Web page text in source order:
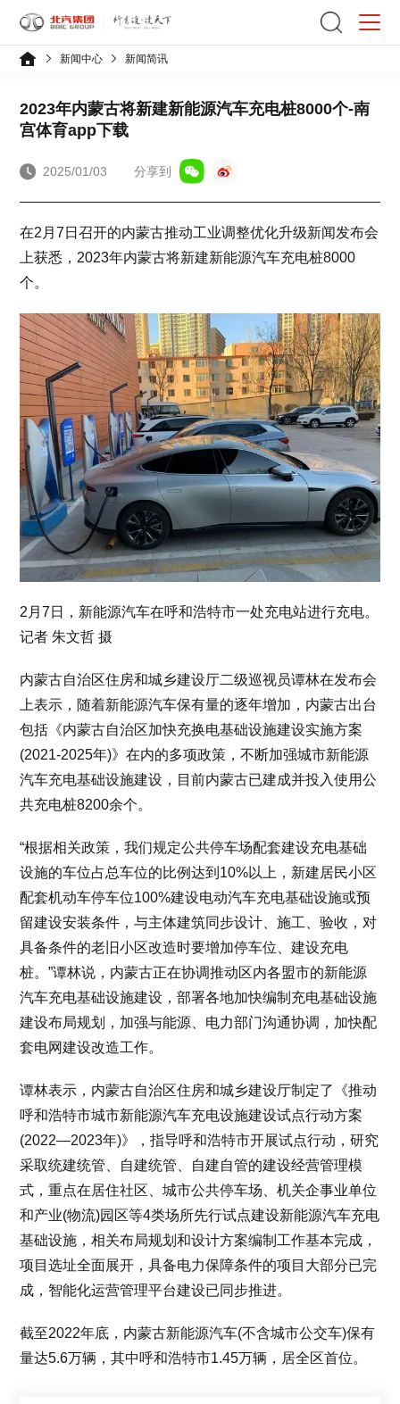
新闻中心 新闻简讯
2023年内蒙古将新建新能源汽车充电桩8000个-南
宫体育app下载
2025/01/03 分享到
在2月7日召开的内蒙古推动工业调整优化升级新闻发布会
上获悉，2023年内蒙古将新建新能源汽车充电桩8000
个。
2月7日，新能源汽车在呼和浩特市一处充电站进行充电。
记者 朱文哲 摄
内蒙古自治区住房和城乡建设厅二级巡视员谭林在发布会
上表示，随着新能源汽车保有量的逐年增加，内蒙古出台
包括《内蒙古自治区加快充换电基础设施建设实施方案
(2021-2025年)》在内的多项政策，不断加强城市新能源
汽车充电基础设施建设，目前内蒙古已建成并投入使用公
共充电桩8200余个。
“根据相关政策，我们规定公共停车场配套建设充电基础
设施的车位占总车位的比例达到10%以上，新建居民小区
配套机动车停车位100%建设电动汽车充电基础设施或预
留建设安装条件，与主体建筑同步设计、施工、验收，对
具备条件的老旧小区改造时要增加停车位、建设充电
桩。”谭林说，内蒙古正在协调推动区内各盟市的新能源
汽车充电基础设施建设，部署各地加快编制充电基础设施
建设布局规划，加强与能源、电力部门沟通协调，加快配
套电网建设改造工作。
谭林表示，内蒙古自治区住房和城乡建设厅制定了《推动
呼和浩特市城市新能源汽车充电设施建设试点行动方案
(2022—2023年)》，指导呼和浩特市开展试点行动，研究
采取统建统管、自建统管、自建自管的建设经营管理模
式，重点在居住社区、城市公共停车场、机关企事业单位
和产业(物流)园区等4类场所先行试点建设新能源汽车充电
基础设施，相关布局规划和设计方案编制工作基本完成，
项目选址全面展开，具备电力保障条件的项目大部分已完
成，智能化运营管理平台建设已同步推进。
截至2022年底，内蒙古新能源汽车(不含城市公交车)保有
量达5.6万辆，其中呼和浩特市1.45万辆，居全区首位。